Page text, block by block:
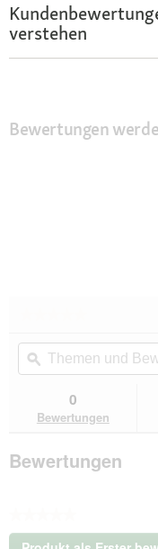
verstehen
Bewertungen
Beurteilungswert
für
Tierlando
Ortho-
Medic
Hundematte
braun
1
Themen
und
Bewertungen
ϙ
0
Bewertungen
Bewertungen
Kein